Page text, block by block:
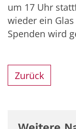
um 17 Uhr
wieder ein
Spenden wird
Zurück